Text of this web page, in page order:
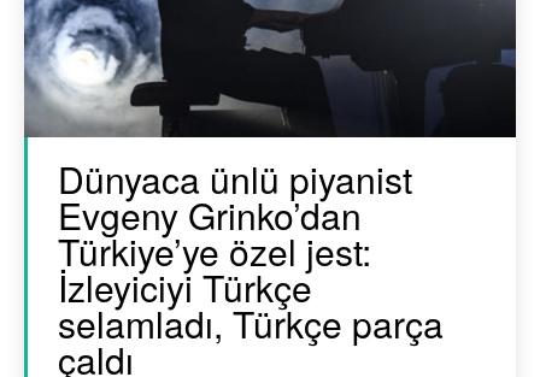
Dünyaca ünlü piyanist
Evgeny Grinko’dan
Türkiye’ye özel jest:
İzleyiciyi Türkçe
selamladı, Türkçe parça
çaldı